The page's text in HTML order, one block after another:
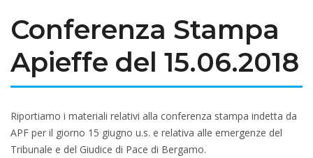
Conferenza Stampa
Apieffe del 15.06.2018
Riportiamo i materiali relativi alla conferenza stampa indetta da
APF per il giorno 15 giugno u.s. e relativa alle emergenze del
Tribunale e del Giudice di Pace di Bergamo.